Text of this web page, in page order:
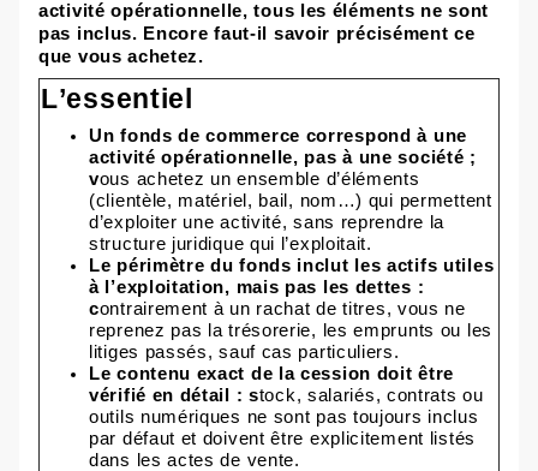
activité opérationnelle, tous les éléments ne sont
pas inclus. Encore faut-il savoir précisément ce
que vous achetez.
L’essentiel
Un fonds de commerce correspond à une
activité opérationnelle, pas à une société ;
vous achetez un ensemble d’éléments
(clientèle, matériel, bail, nom…) qui permettent
d’exploiter une activité, sans reprendre la
structure juridique qui l’exploitait.
Le périmètre du fonds inclut les actifs utiles
à l’exploitation, mais pas les dettes :
contrairement à un rachat de titres, vous ne
reprenez pas la trésorerie, les emprunts ou les
litiges passés, sauf cas particuliers.
Le contenu exact de la cession doit être
vérifié en détail : stock, salariés, contrats ou
outils numériques ne sont pas toujours inclus
par défaut et doivent être explicitement listés
dans les actes de vente.